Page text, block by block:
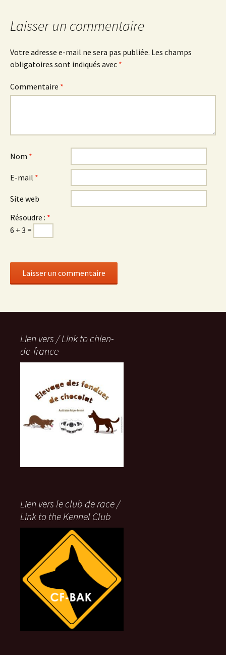
Laisser un commentaire
Votre adresse e-mail ne sera pas publiée. Les champs
obligatoires sont indiqués avec *
Commentaire *
Nom *
E-mail *
Site web
Résoudre : *
6 + 3 =
Lien vers / Link to chien-
de-france
Lien vers le club de race /
Link to the Kennel Club